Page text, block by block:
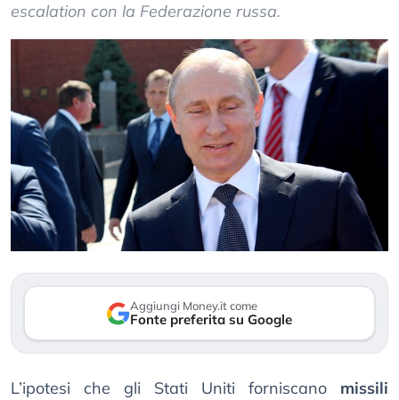
escalation con la Federazione russa.
Aggiungi Money.it come
Fonte preferita su Google
L’ipotesi che gli Stati Uniti forniscano missili